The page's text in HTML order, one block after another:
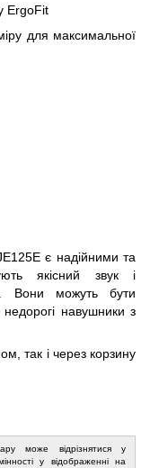
ErgoFit
для максимальної
є надійними та
якісний звук і
Вони можуть бути
навушники з
так і через корзину
може відрізнятися у
у відображенні на